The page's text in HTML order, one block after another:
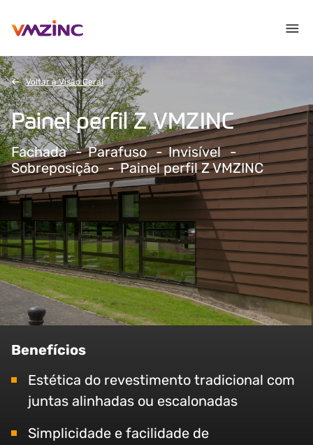
Voltar à Visão Geral
Painel perfil Z VMZINC
Fachada Parafuso
Invisível
Sobreposição
Painel perfil Z VMZINC
Benefícios
Estética do revestimento tradicional com
juntas alinhadas ou escalonadas
Simplicidade e facilidade de